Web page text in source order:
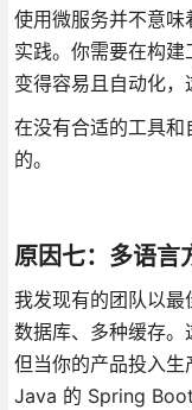
使用微服务并不意
实践。你需要在构
变得容易且自动化，
在没有合适的工具
的。
原因七：多语言
我发现有的团队以
数据库、多种缓存。
但当你的产品投入
Java 的 Spring